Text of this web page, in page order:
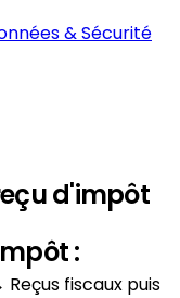
& Sécurité
d'impôt
:
fiscaux puis